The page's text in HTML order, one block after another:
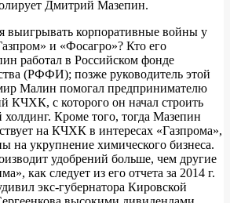
Дмитрий Мазепин.
выигрывать корпоративные войны у
и «Фосагро»? Кто его
работал в Российском фонде
(РФФИ); позже руководитель этой
Малин помогал предпринимателю
КЧХК, с которого он начал строить
Кроме того, тогда Мазепин
на КЧХК в интересах «Газпрома»,
на укрупнение химического бизнеса.
удобрений больше, чем другие
как следует из его отчета за 2014 г.
экс-губернатора Кировской